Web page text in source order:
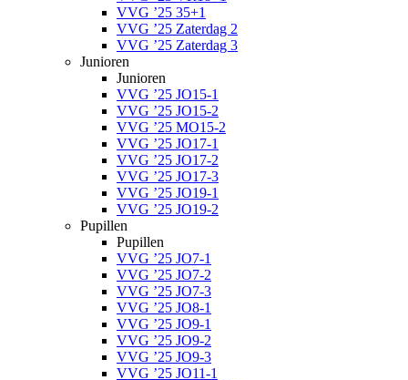
VVG ’25 35+1
VVG ’25 Zaterdag 2
VVG ’25 Zaterdag 3
Junioren
Junioren
VVG ’25 JO15-1
VVG ’25 JO15-2
VVG ’25 MO15-2
VVG ’25 JO17-1
VVG ’25 JO17-2
VVG ’25 JO17-3
VVG ’25 JO19-1
VVG ’25 JO19-2
Pupillen
Pupillen
VVG ’25 JO7-1
VVG ’25 JO7-2
VVG ’25 JO7-3
VVG ’25 JO8-1
VVG ’25 JO9-1
VVG ’25 JO9-2
VVG ’25 JO9-3
VVG ’25 JO11-1